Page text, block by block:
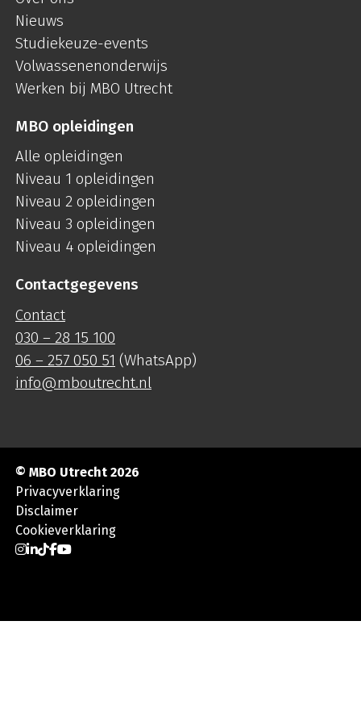
Nieuws
Studiekeuze-events
Volwassenenonderwijs
Werken bij MBO Utrecht
MBO opleidingen
Alle opleidingen
Niveau 1 opleidingen
Niveau 2 opleidingen
Niveau 3 opleidingen
Niveau 4 opleidingen
Contactgegevens
Contact
030 – 28 15 100
06 – 257 050 51 (WhatsApp)
info@mboutrecht.nl
© MBO Utrecht 2026
Privacyverklaring
Disclaimer
Cookieverklaring
Ga naar Instagram
Ga naar LinkedIn
Ga naar TikTok
Ga naar Facebook
Ga naar YouTube